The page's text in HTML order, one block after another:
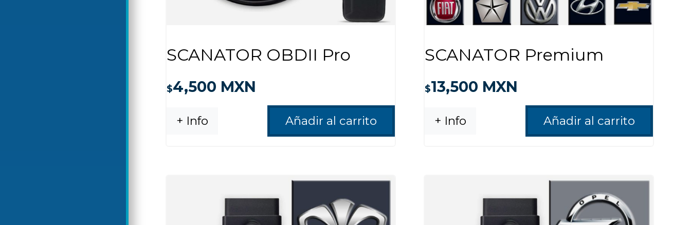
SCANATOR OBDII Pro
$4,500 MXN
+ Info Añadir al carrito
SCANATOR Premium
$13,500 MXN
+ Info Añadir al carrito